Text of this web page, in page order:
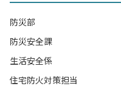
防災部
防災安全課
生活安全係
住宅防火対策担当